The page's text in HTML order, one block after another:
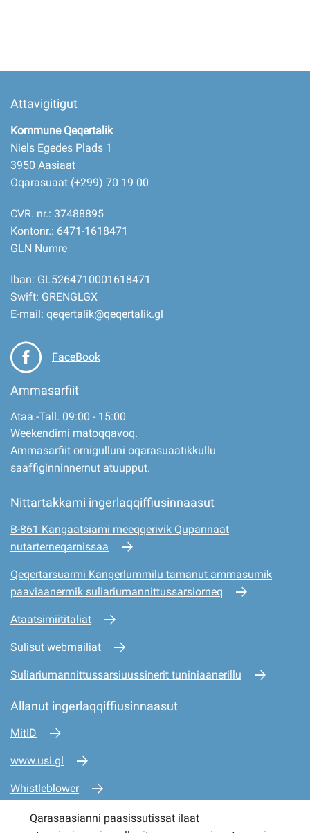
Attavigitigut
Kommune Qeqertalik
Niels Egedes Plads 1
3950 Aasiaat
Oqarasuaat (+299) 70 19 00
CVR. nr.: 37488895
Kontonr.: 6471-1618471
GLN Numre
Iban: GL5264710001618471
Swift: GRENGLGX
E-mail: qeqertalik@qeqertalik.gl
FaceBook
Ammasarfiit
Ataa.-Tall. 09:00 - 15:00
Weekendimi matoqqavoq.
Ammasarfiit ornigulluni oqarasuaatikkullu
saaffiginninnernut atuupput.
Nittartakkami ingerlaqqiffiusinnaasut
B-861 Kangaatsiami meeqqerivik Qupannaat
nutarterneqarnissaa
Qeqertarsuarmi Kangerlummilu tamanut ammasumik
paaviaanermik suliariumannittussarsiorneq
Ataatsimiititaliat
Sulisut webmailiat
Suliariumannittussarsiuussinerit tuniniaanerillu
Allanut ingerlaqqiffiusinnaasut
MitID
www.usi.gl
Whistleblower
www.mio.gl
Qarasaasianni paasissutissat ilaat